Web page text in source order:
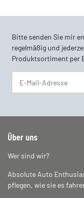
Bitte senden Sie mir
regelmäßig und
Produktsortiment per
Über uns
Wer sind wir?
Absolute Auto
pflegen, wie sie es